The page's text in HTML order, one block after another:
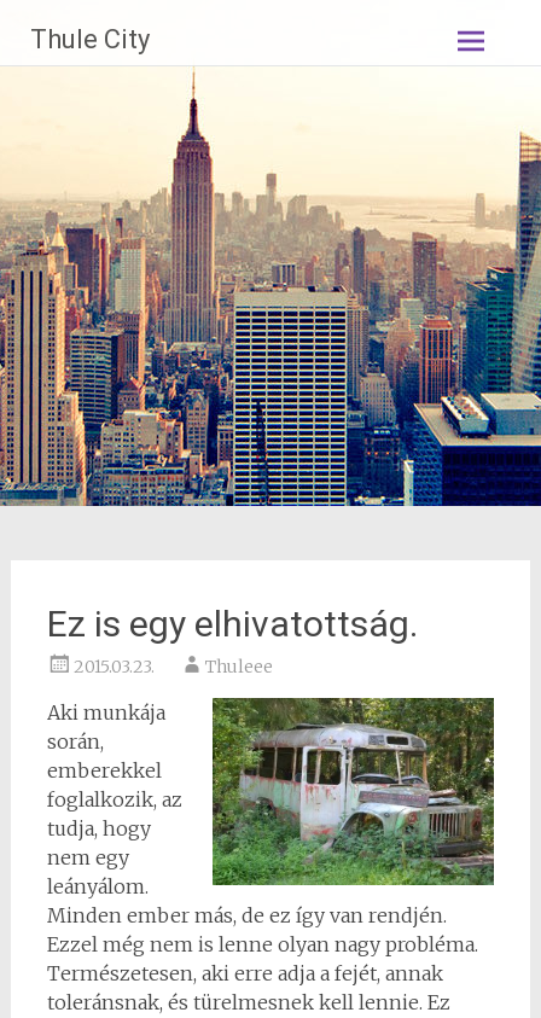
content
Thule City
Ez is egy elhivatottság.
2015.03.23. Thuleee
Aki munkája
során,
emberekkel
foglalkozik, az
tudja, hogy
nem egy
leányálom.
Minden ember más, de ez így van rendjén.
Ezzel még nem is lenne olyan nagy probléma.
Természetesen, aki erre adja a fejét, annak
toleránsnak, és türelmesnek kell lennie. Ez